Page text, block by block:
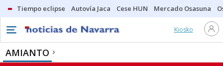
Tiempo eclipse Autovía Jaca Cese HUN Mercado Osasuna
Kiosko
AMIANTO